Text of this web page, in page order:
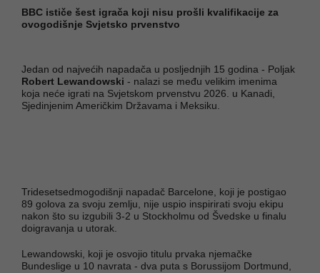
BBC ističe šest igrača koji nisu prošli kvalifikacije za
ovogodišnje Svjetsko prvenstvo
Jedan od najvećih napadača u posljednjih 15 godina - Poljak
Robert Lewandowski - nalazi se među velikim imenima
koja neće igrati na Svjetskom prvenstvu 2026. u Kanadi,
Sjedinjenim Američkim Državama i Meksiku.
Tridesetsedmogodišnji napadač Barcelone, koji je postigao
89 golova za svoju zemlju, nije uspio inspirirati svoju ekipu
nakon što su izgubili 3-2 u Stockholmu od Švedske u finalu
doigravanja u utorak.
Lewandowski, koji je osvojio titulu prvaka njemačke
Bundeslige u 10 navrata - dva puta s Borussijom Dortmund,